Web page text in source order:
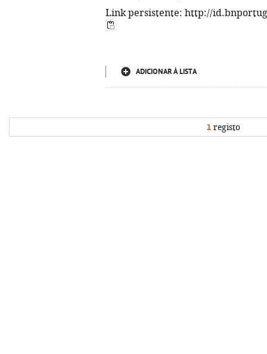
Link persistente: http://
ADICIONAR À LISTA
1 registo